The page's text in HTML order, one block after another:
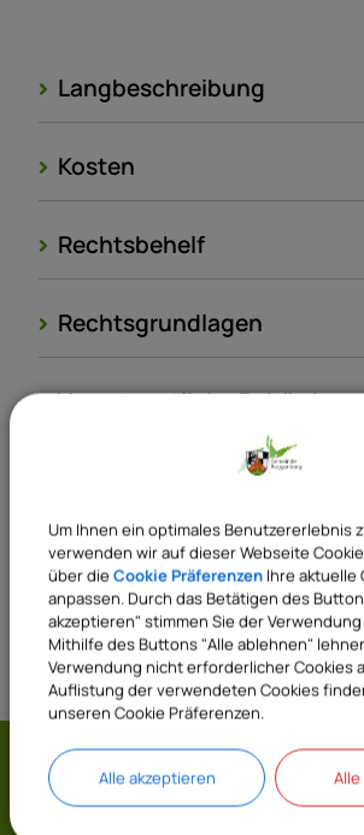
Langbeschreibung
Kosten
Rechtsbehelf
Rechtsgrundlagen
Verantwortliche Behörde
21 Hauptverwaltung
Gemeinde Roggenburg
Um Ihnen ein optimales Benutzererlebnis
verwenden wir auf dieser Webseite
über die Cookie Präferenzen Ihre aktuelle
anpassen. Durch das Betätigen des
akzeptieren" stimmen Sie der
Mithilfe des Buttons "Alle ablehnen"
Verwendung nicht erforderlicher Cookies
Auflistung der verwendeten Cookies
unseren Cookie Präferenzen.
Alle akzeptieren